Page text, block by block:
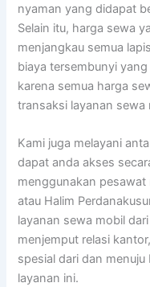
nyaman yang didapat
Selain itu, harga sewa
menjangkau semua
biaya tersembunyi
karena semua harga
transaksi layanan sewa
Kami juga melayani
dapat anda akses
menggunakan pesawat
atau Halim
layanan sewa mobil
menjemput relasi
spesial dari dan
layanan ini.